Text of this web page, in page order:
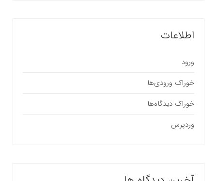
اطلاعات
ورود
خوراک ورودی‌ها
خوراک دیدگاه‌ها
وردپرس